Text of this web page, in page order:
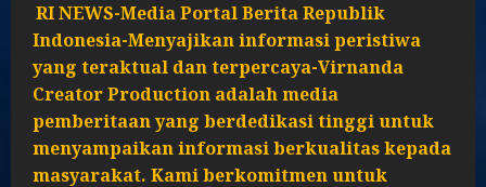
RI NEWS-Media Portal Berita Republik
Indonesia-Menyajikan informasi peristiwa
yang teraktual dan terpercaya-Virnanda
Creator Production adalah media
pemberitaan yang berdedikasi tinggi untuk
menyampaikan informasi berkualitas kepada
masyarakat. Kami berkomitmen untuk